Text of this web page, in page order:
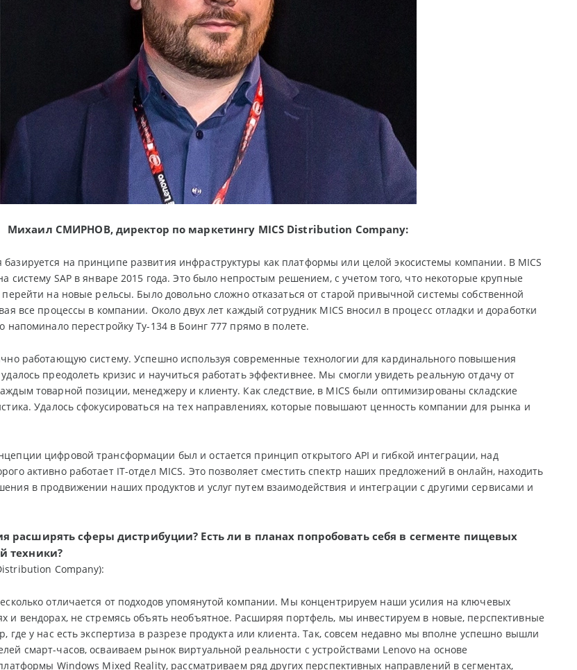
Михаил СМИРНОВ, директор по маркетингу MICS Distribution Company:
на принципе развития инфраструктуры как платформы или целой экосистемы компании. В MICS
систему SAP в январе 2015 года. Это было непростым решением, с учетом того, что некоторые крупные
на новые рельсы. Было довольно сложно отказаться от старой привычной системы собственной
все процессы в компании. Около двух лет каждый сотрудник MICS вносил в процесс отладки и доработки
напоминало перестройку Ту-134 в Боинг 777 прямо в полете.
работающую систему. Успешно используя современные технологии для кардинального повышения
преодолеть кризис и научиться работать эффективнее. Мы смогли увидеть реальную отдачу от
товарной позиции, менеджеру и клиенту. Как следствие, в MICS были оптимизированы складские
Удалось сфокусироваться на тех направлениях, которые повышают ценность компании для рынка и
цифровой трансформации был и остается принцип открытого API и гибкой интеграции, над
активно работает IT-отдел MICS. Это позволяет сместить спектр наших предложений в онлайн, находить
в продвижении наших продуктов и услуг путем взаимодействия и интеграции с другими сервисами и
расширять сферы дистрибуции? Есть ли в планах попробовать себя в сегменте пищевых
техники?
Company):
отличается от подходов упомянутой компании. Мы концентрируем наши усилия на ключевых
и вендорах, не стремясь объять необъятное. Расширяя портфель, мы инвестируем в новые, перспективные
где у нас есть экспертиза в разрезе продукта или клиента. Так, совсем недавно мы вполне успешно вышли
смарт-часов, осваиваем рынок виртуальной реальности с устройствами Lenovo на основе
Windows Mixed Reality, рассматриваем ряд других перспективных направлений в сегментах,